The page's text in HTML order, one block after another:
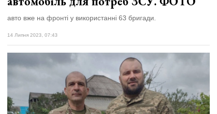
Персона
Лайф
Афіша
Політика конфіденційності
авто вже на фронті у використанні 63 бригади.
14 Липня 2023, 07:43